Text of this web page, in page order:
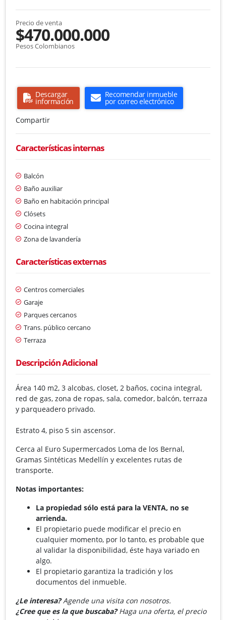
Precio de venta
$470.000.000
Pesos Colombianos
Descargar
información
Recomendar inmueble
por correo electrónico
Compartir
Características internas
Balcón
Baño auxiliar
Baño en habitación principal
Clósets
Cocina integral
Zona de lavandería
Características externas
Centros comerciales
Garaje
Parques cercanos
Trans. público cercano
Terraza
Descripción Adicional
Área 140 m2, 3 alcobas, closet, 2 baños, cocina integral,
red de gas, zona de ropas, sala, comedor, balcón, terraza
y parqueadero privado.
Estrato 4, piso 5 sin ascensor.
Cerca al Euro Supermercados Loma de los Bernal,
Gramas Sintéticas Medellín y excelentes rutas de
transporte.
Notas importantes:
La propiedad sólo está para la VENTA, no se
arrienda.
El propietario puede modificar el precio en
cualquier momento, por lo tanto, es probable que
al validar la disponibilidad, éste haya variado en
algo.
El propietario garantiza la tradición y los
documentos del inmueble.
¿Le interesa?Agende una visita con nosotros.
¿Cree que es la que buscaba?Haga una oferta, el precio